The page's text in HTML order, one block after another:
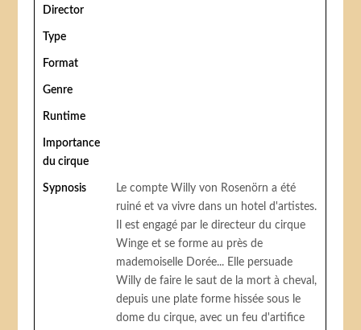
Director
Type
Format
Genre
Runtime
Importance
du cirque
Sypnosis
Le compte Willy von Rosenörn a été
ruiné et va vivre dans un hotel d'artistes.
Il est engagé par le directeur du cirque
Winge et se forme au près de
mademoiselle Dorée... Elle persuade
Willy de faire le saut de la mort à cheval,
depuis une plate forme hissée sous le
dome du cirque, avec un feu d'artifice